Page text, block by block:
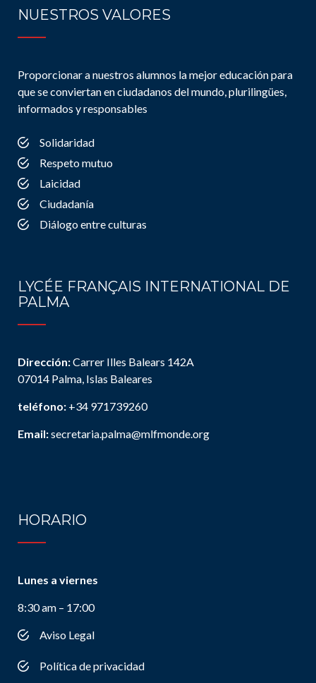
NUESTROS VALORES
Proporcionar a nuestros alumnos la mejor educación para
que se conviertan en ciudadanos del mundo, plurilingües,
informados y responsables
Solidaridad
Respeto mutuo
Laicidad
Ciudadanía
Diálogo entre culturas
LYCÉE FRANÇAIS INTERNATIONAL DE
PALMA
Dirección:Carrer Illes Balears 142A
07014 Palma, Islas Baleares
teléfono: +34 971739260
Email:secretaria.palma@mlfmonde.org
HORARIO
Lunes a viernes
8:30 am – 17:00
Aviso Legal
Política de privacidad